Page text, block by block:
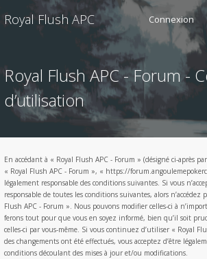
Royal Flush APC Connexion
Royal Flush APC - Forum -
d’utilisation
En accédant à « Royal Flush APC - Forum » (désigné ci-après
« Royal Flush APC - Forum », « https://
légalement responsable des conditions suivantes. Si vous
responsable de toutes les conditions suivantes, alors n’accédez
Flush APC - Forum ». Nous pouvons modifier celles-ci à
ferons tout pour que vous en soyez informé, bien qu’il soit
celles-ci par vous-même. Si vous continuez d’utiliser « Royal
des changements ont été effectués, vous acceptez d’être
conditions découlant des mises à jour et/ou modifications.